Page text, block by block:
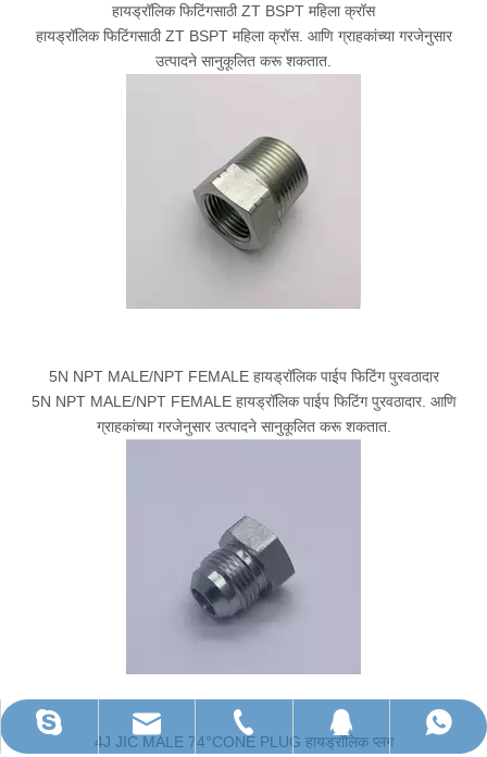
हायड्रॉलिक फिटिंगसाठी ZT BSPT महिला क्रॉस
हायड्रॉलिक फिटिंगसाठी ZT BSPT महिला क्रॉस. आणि ग्राहकांच्या गरजेनुसार
उत्पादने सानुकूलित करू शकतात.
5N NPT MALE/NPT FEMALE हायड्रॉलिक पाईप फिटिंग पुरवठादार
5N NPT MALE/NPT FEMALE हायड्रॉलिक पाईप फिटिंग पुरवठादार. आणि
ग्राहकांच्या गरजेनुसार उत्पादने सानुकूलित करू शकतात.
4J JIC MALE 74°CONE PLUG हायड्रॉलिक प्लग
स्काईप
ruihua@rhhardware.com
दूरध्वनी
QQ
WhatsApp